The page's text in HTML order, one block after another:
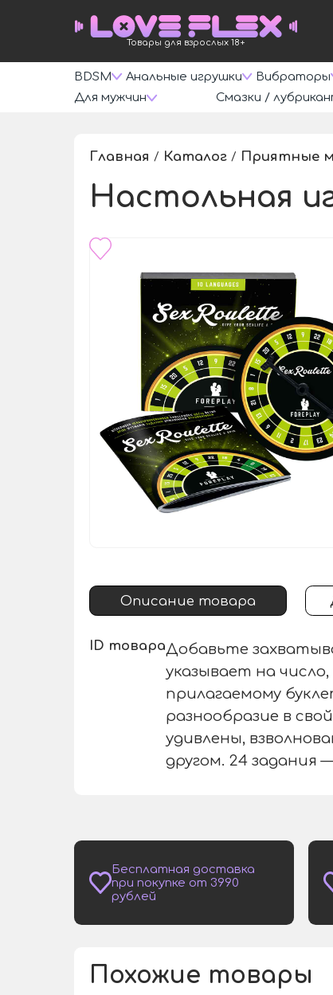
Товары для взрослых 18+
BDSM Анальные игрушки Вибраторы
Для мужчин
Смазки /
Главная / Каталог / Приятные
Настольная
Описание товара
ID товараДобавьте
указывает на
прилагаемому
разнообразие в
удивлены,
другом. 24 задания
Бесплатная доставка
при покупке от 3990
рублей
Похожие товары